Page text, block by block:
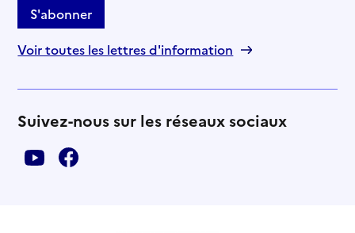
S'abonner
Voir toutes les lettres d'information
Suivez-nous sur les réseaux sociaux